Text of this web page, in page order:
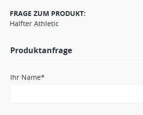
FRAGE ZUM PRODUKT:
Halfter Athletic
Produktanfrage
Ihr Name*